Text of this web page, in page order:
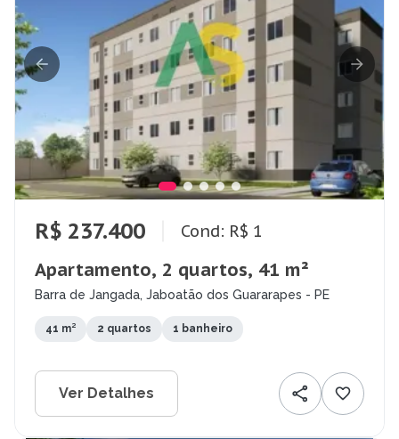
R$ 237.400 Cond: R$ 1
Apartamento, 2 quartos, 41 m²
Barra de Jangada, Jaboatão dos Guararapes - PE
41 m² 2 quartos 1 banheiro
Ver Detalhes